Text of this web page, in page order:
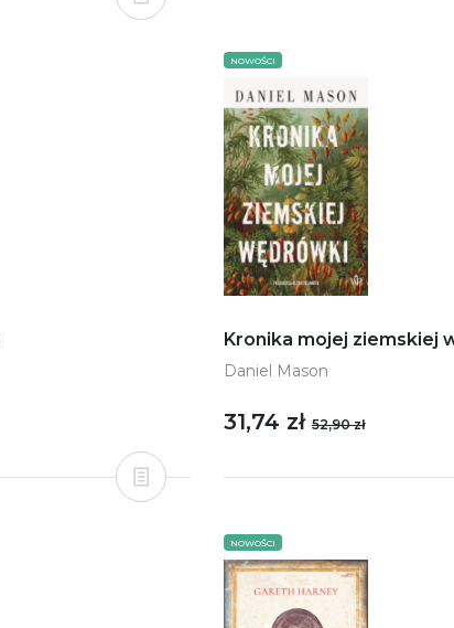
NOWOŚCI
Kronika mojej ziemskiej
Daniel Mason
31,74 zł 52,90 zł
NOWOŚCI